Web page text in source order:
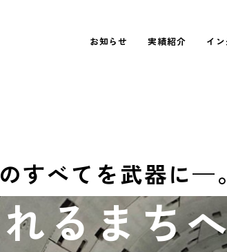
お知らせ 実績紹介
表彰実績紹介 イ
INTERVIEW 01
社長あいさつ
福利厚生
新卒採用
のすべて を武器に—。
れるまち